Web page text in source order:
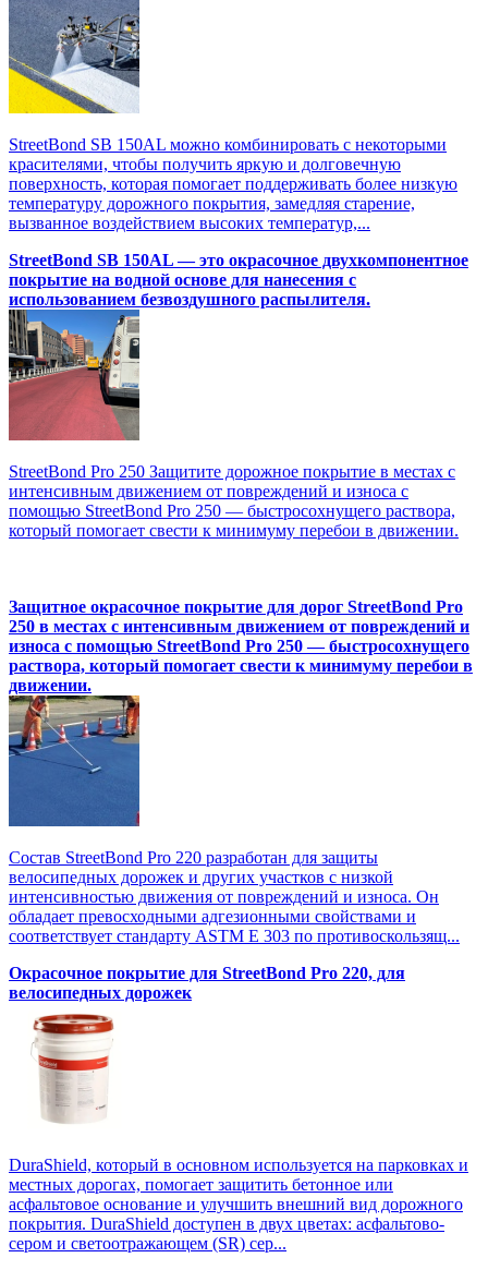
StreetBond SB 150AL можно комбинировать с некоторыми
красителями, чтобы получить яркую и долговечную
поверхность, которая помогает поддерживать более низкую
температуру дорожного покрытия, замедляя старение,
вызванное воздействием высоких температур,...
StreetBond SB 150AL — это окрасочное двухкомпонентное
покрытие на водной основе для нанесения с
использованием безвоздушного распылителя.
StreetBond Pro 250 Защитите дорожное покрытие в местах с
интенсивным движением от повреждений и износа с
помощью StreetBond Pro 250 — быстросохнущего раствора,
который помогает свести к минимуму перебои в движении.
Защитное окрасочное покрытие для дорог StreetBond Pro
250 в местах с интенсивным движением от повреждений и
износа с помощью StreetBond Pro 250 — быстросохнущего
раствора, который помогает свести к минимуму перебои в
движении.
Состав StreetBond Pro 220 разработан для защиты
велосипедных дорожек и других участков с низкой
интенсивностью движения от повреждений и износа. Он
обладает превосходными адгезионными свойствами и
соответствует стандарту ASTM E 303 по противоскользящ...
Окрасочное покрытие для StreetBond Pro 220, для
велосипедных дорожек
DuraShield, который в основном используется на парковках и
местных дорогах, помогает защитить бетонное или
асфальтовое основание и улучшить внешний вид дорожного
покрытия. DuraShield доступен в двух цветах: асфальтово-
сером и светоотражающем (SR) сер...